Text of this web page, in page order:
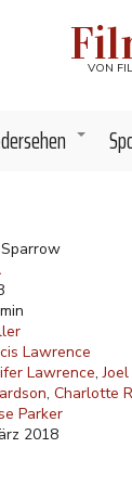
VON
+
Lawrence
Lawrence
Charlotte
Parker
2018